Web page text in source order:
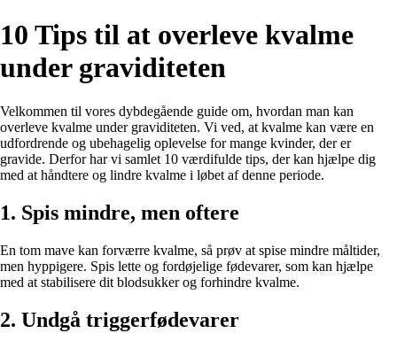
10 Tips til at overleve kvalme
under graviditeten
Velkommen til vores dybdegående guide om, hvordan man kan
overleve kvalme under graviditeten. Vi ved, at kvalme kan være en
udfordrende og ubehagelig oplevelse for mange kvinder, der er
gravide. Derfor har vi samlet 10 værdifulde tips, der kan hjælpe dig
med at håndtere og lindre kvalme i løbet af denne periode.
1. Spis mindre, men oftere
En tom mave kan forværre kvalme, så prøv at spise mindre måltider,
men hyppigere. Spis lette og fordøjelige fødevarer, som kan hjælpe
med at stabilisere dit blodsukker og forhindre kvalme.
2. Undgå triggerfødevarer